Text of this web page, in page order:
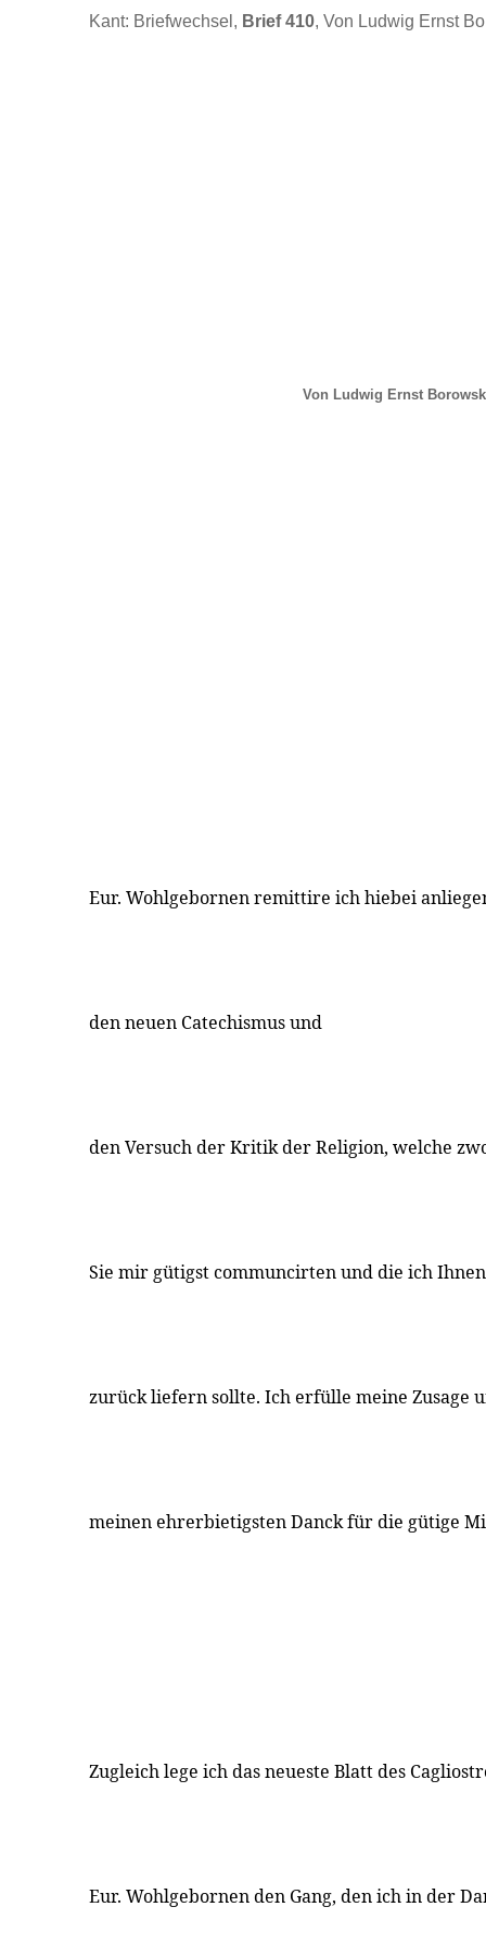
Kant: Briefwechsel, Brief 410, Von Ludwig Ernst
Von Ludwig Ernst
Eur. Wohlgebornen remittire ich hiebei
den neuen Catechismus und
den Versuch der Kritik der Religion, welche
Sie mir gütigst communcirten und die ich
zurück liefern sollte. Ich erfülle meine Zusage
meinen ehrerbietigsten Danck für die gütige
Zugleich lege ich das neueste Blatt des
Eur. Wohlgebornen den Gang, den ich in der